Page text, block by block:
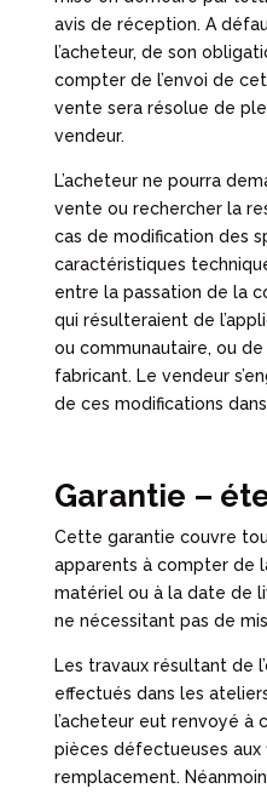
avis de réception. A
l’acheteur, de son
compter de l’envoi de
vente sera résolue de
vendeur.
L’acheteur ne pourra
vente ou rechercher la
cas de modification des
caractéristiques
entre la passation de la
qui résulteraient de
ou communautaire, ou
fabricant. Le vendeur
de ces modifications
Garantie –
Cette garantie couvre
apparents à compter de
matériel ou à la date de
ne nécessitant pas de
Les travaux résultant de
effectués dans les
l’acheteur eut renvoyé à
pièces défectueuses aux
remplacement.